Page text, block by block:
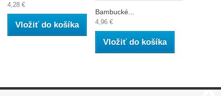
4,28 €
Vložiť do košíka
Bambucké...
4,96 €
Vložiť do košíka